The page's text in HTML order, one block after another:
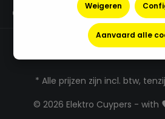
Openingsuren
© 2026 Elektro Cuypers - with
* Alle prijzen zijn incl. btw,
Weigeren
Aanvaard alle